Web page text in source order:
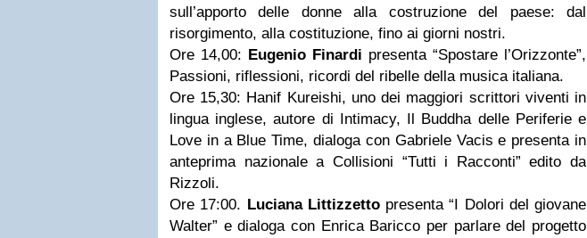
sull’apporto delle donne alla costruzione del paese: dal
risorgimento, alla costituzione, fino ai giorni nostri.
Ore 14,00: Eugenio Finardi presenta “Spostare l’Orizzonte”,
Passioni, riflessioni, ricordi del ribelle della musica italiana.
Ore 15,30: Hanif Kureishi, uno dei maggiori scrittori viventi in
lingua inglese, autore di Intimacy, Il Buddha delle Periferie e
Love in a Blue Time, dialoga con Gabriele Vacis e presenta in
anteprima nazionale a Collisioni “Tutti i Racconti” edito da
Rizzoli.
Ore 17:00. Luciana Littizzettopresenta “I Dolori del giovane
Walter” e dialoga con Enrica Baricco per parlare del progetto